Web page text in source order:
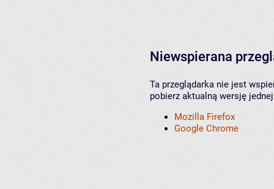
Niewspierana
Ta przeglądarka nie jest
pobierz aktualną wersję
Mozilla Firefox
Google Chrome